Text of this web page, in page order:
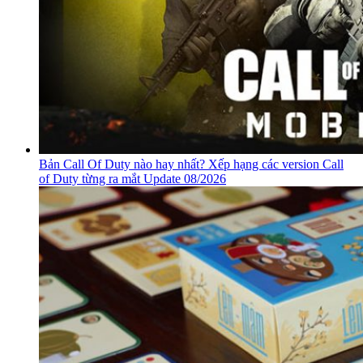
Bản Call Of Duty nào hay nhất? Xếp hạng các version Call
of Duty từng ra mắt Update 08/2026